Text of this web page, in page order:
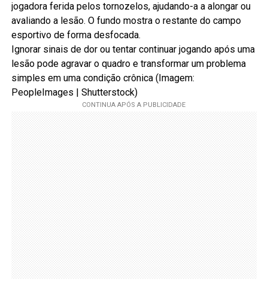
Ignorar sinais de dor ou tentar continuar jogando após uma
lesão pode agravar o quadro e transformar um problema
simples em uma condição crônica (Imagem:
PeopleImages | Shutterstock)